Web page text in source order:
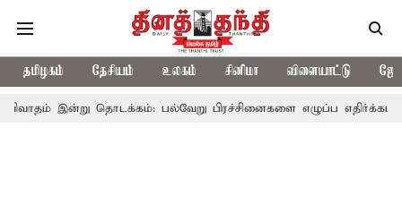
தமிழகம் தேசியம் உலகம் சினிமா விளையாட்டு
தொடக்கம்: பல்வேறு பிரச்சினைகளை எழுப்ப எதிர்க்கட்சிகள் திட்டம்